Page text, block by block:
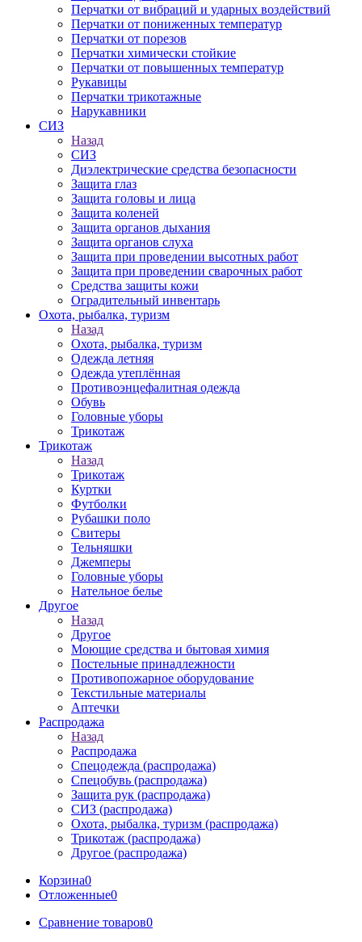
Перчатки от вибраций и ударных воздействий
Перчатки от пониженных температур
Перчатки от порезов
Перчатки химически стойкие
Перчатки от повышенных температур
Рукавицы
Перчатки трикотажные
Нарукавники
СИЗ
Назад
СИЗ
Диэлектрические средства безопасности
Защита глаз
Защита головы и лица
Защита коленей
Защита органов дыхания
Защита органов слуха
Защита при проведении высотных работ
Защита при проведении сварочных работ
Средства защиты кожи
Оградительный инвентарь
Охота, рыбалка, туризм
Назад
Охота, рыбалка, туризм
Одежда летняя
Одежда утеплённая
Противоэнцефалитная одежда
Обувь
Головные уборы
Трикотаж
Трикотаж
Назад
Трикотаж
Куртки
Футболки
Рубашки поло
Свитеры
Тельняшки
Джемперы
Головные уборы
Нательное белье
Другое
Назад
Другое
Моющие средства и бытовая химия
Постельные принадлежности
Противопожарное оборудование
Текстильные материалы
Аптечки
Распродажа
Назад
Распродажа
Спецодежда (распродажа)
Спецобувь (распродажа)
Защита рук (распродажа)
СИЗ (распродажа)
Охота, рыбалка, туризм (распродажа)
Трикотаж (распродажа)
Другое (распродажа)
Корзина0
Отложенные0
Сравнение товаров0